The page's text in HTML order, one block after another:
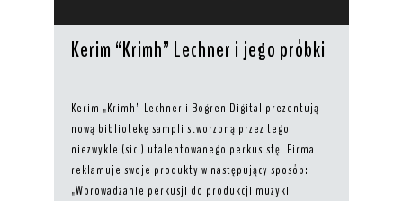
Kerim “Krimh” Lechner i jego próbki
Kerim „Krimh” Lechner i Bogren Digital prezentują
nową bibliotekę sampli stworzoną przez tego
niezwykle (sic!) utalentowanego perkusistę. Firma
reklamuje swoje produkty w następujący sposób:
„Wprowadzanie perkusji do produkcji muzyki